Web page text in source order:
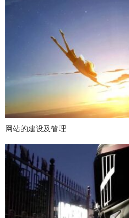
网站的建设及管理